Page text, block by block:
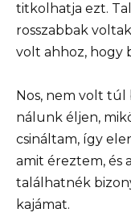
titkolhatja ezt.
rosszabbak
volt ahhoz, hogy
Nos, nem volt túl
nálunk éljen,
csináltam, így
amit éreztem, és
találhatnék
kajámat.